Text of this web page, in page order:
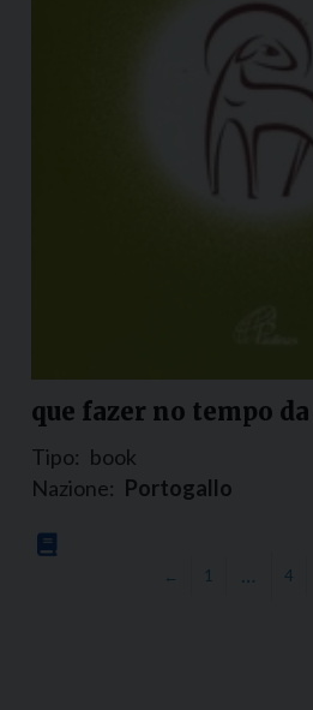
que fazer no tempo da
Tipo: book
Nazione: Portogallo
← 1 … 4